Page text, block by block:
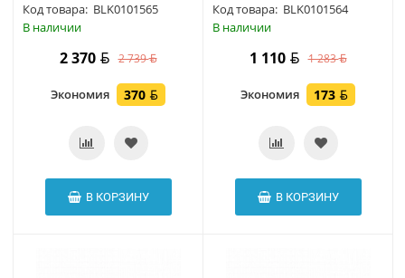
Код товара: BLK0101565
В наличии
2 370 2 739
Экономия 370
В КОРЗИНУ
Код товара: BLK0101564
В наличии
1 110 1 283
Экономия 173
В КОРЗИНУ